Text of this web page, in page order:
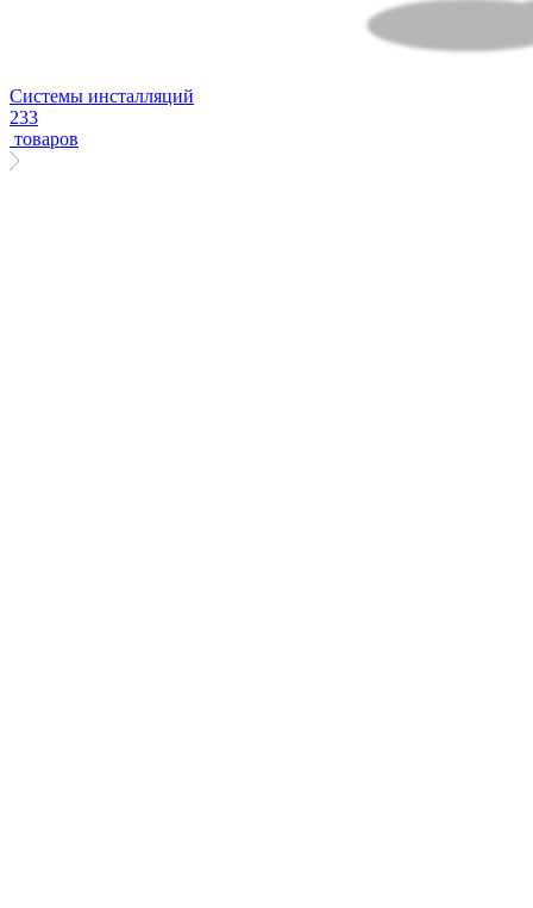
Системы инсталляций
233
товаров